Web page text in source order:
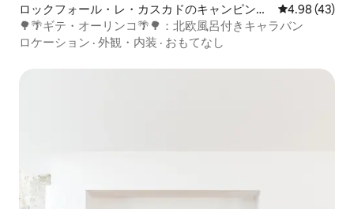
ロックフォール・レ・カスカドのキャンピング
カー・RV
レビュー43
4.98 (43)
🌳🌴ギテ・オーリンコ🌴🌳：北欧風呂付きキャラバン
ロケーション · 外観・内装 · おもてなし